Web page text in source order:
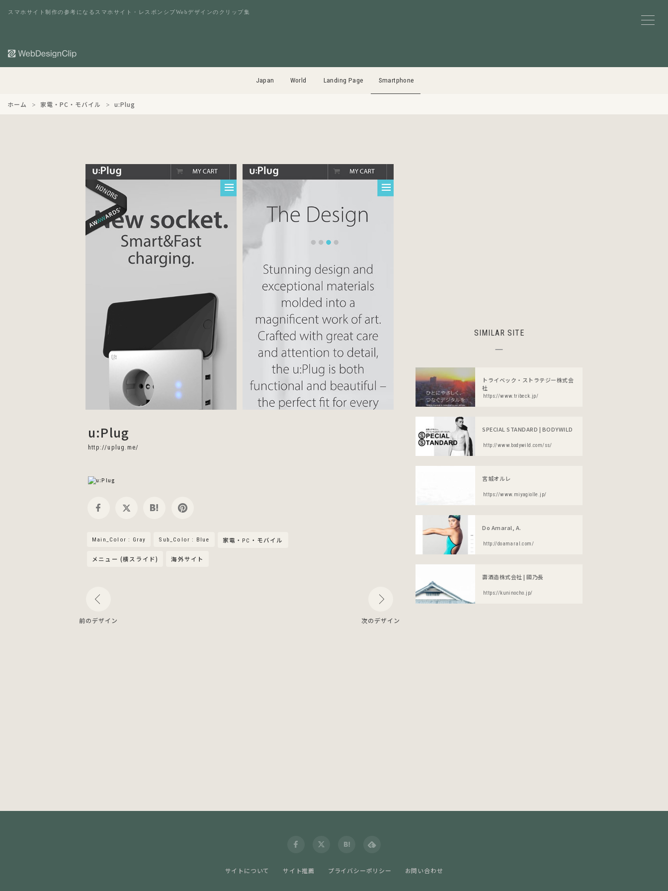
スマホサイト制作の参考になるスマホサイト・レスポンシブWebデザインのクリップ集
Japan World Landing Page Smartphone
ホーム 家電・PC・モバイル u:Plug
u:Plug
http://uplug.me/
Main_Color : Gray Sub_Color : Blue 家電・PC・モバイル
メニュー (横スライド) 海外サイト
SIMILAR SITE
トライベック・ストラテジー株式会
社
https://www.tribeck.jp/
SPECIAL STANDARD | BODYWILD
http://www.bodywild.com/ss/
宮城オルレ
https://www.miyagiolle.jp/
Do Amaral, A.
http://doamaral.com/
壽酒造株式会社 | 國乃長
https://kuninocho.jp/
サイトについて サイト推薦 プライバシーポリシー お問い合わせ